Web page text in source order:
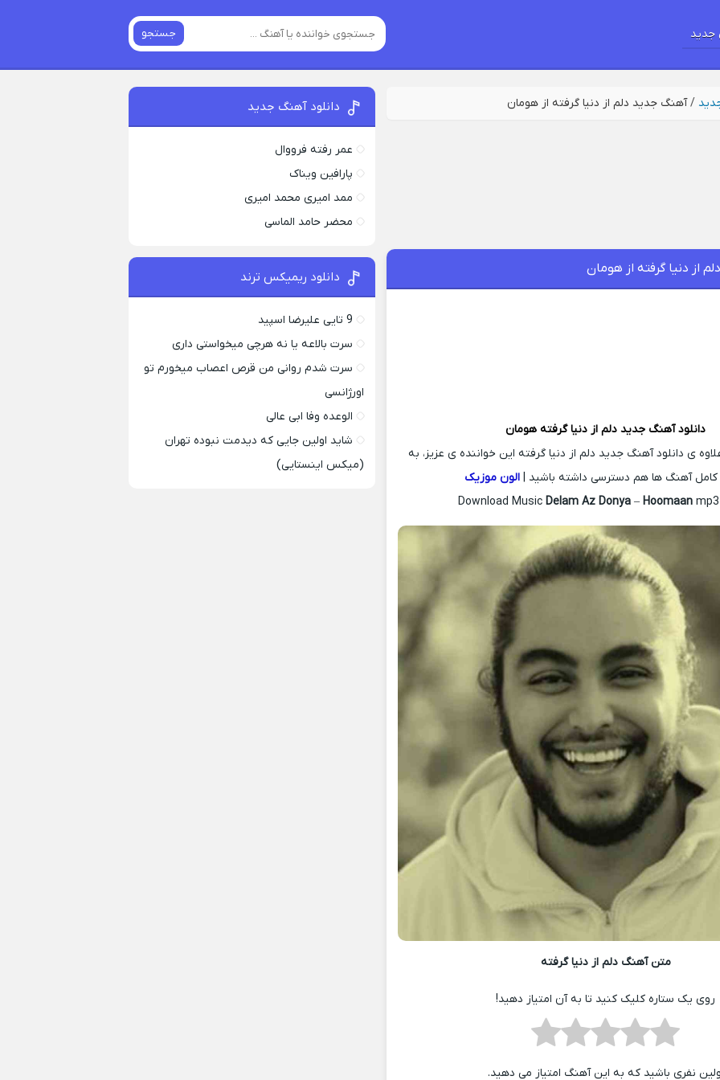
جستجو
/آهنگ جدید دلم از دنیا گرفته از هومان
از دنیا گرفته از هومان
دانلود آهنگ جدیددلم از دنیا گرفته هومان
ی دانلود آهنگ جدید دلم از دنیا گرفته این خواننده ی عزیز، به
کامل آهنگ ها هم دسترسی داشته باشید |الون موزیک
Download MusicDelam Az Donya –Hoomaan
متن آهنگ دلم از دنیا گرفته
روی یک ستاره کلیک کنید تا به آن امتیاز دهید!
نفری باشید که به این آهنگ امتیاز می دهید.
دانلود آهنگ جدید
عمر رفته فرووال
پارافين ویناک
ممد امیری محمد امیری
محضر حامد الماسی
دانلود ریمیکس ترند
9 تایی علیرضا اسپید
سرت بالاعه یا نه هرچی میخواستی داری
سرت شدم روانی من قرص اعصاب میخورم تو
اورژانسی
الوعده وفا ابی عالی
شاید اولین جایی که دیدمت نبوده تهران
(میکس اینستایی)